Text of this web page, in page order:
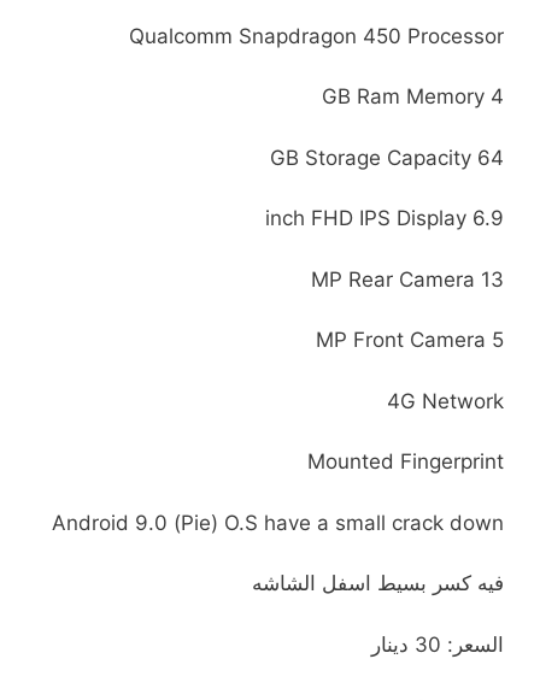
Qualcomm Snapdragon 450 Processor
4 GB Ram Memory
64 GB Storage Capacity
6.9 inch FHD IPS Display
13 MP Rear Camera
5 MP Front Camera
4G Network
Mounted Fingerprint
Android 9.0 (Pie) O.S have a small crack down
فيه كسر بسيط اسفل الشاشه
السعر: 30 دينار